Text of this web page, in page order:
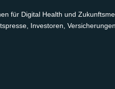
en für Digital Health und
Investoren,